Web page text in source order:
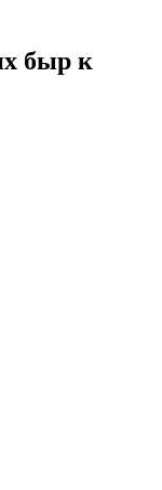
быр к